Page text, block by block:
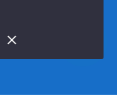
para te ajudar.
os direitos